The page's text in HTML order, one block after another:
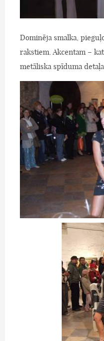
Dominēja smalka,
rakstiem. Akcentam –
metāliska spīduma